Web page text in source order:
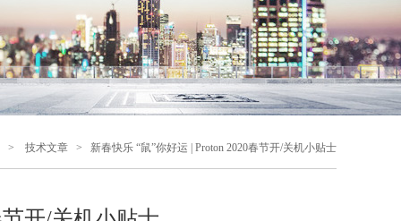
> 技术文章 > 新春快乐 “鼠”你好运 | Proton 2020春节开/关机小贴士